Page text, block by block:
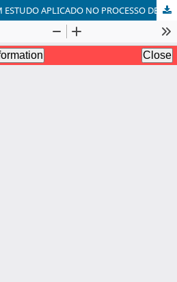
ESTUFA AUTÔNOMA: UM ESTUDO APLICADO NO PROCESSO DE RADIAÇÃO LUMINOSA